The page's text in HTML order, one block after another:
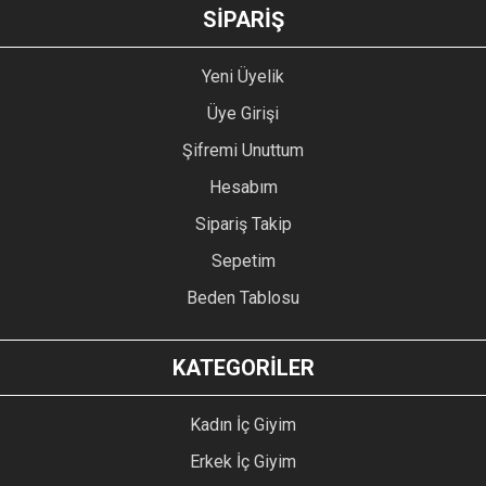
GÖNDER
SİPARİŞ
Yeni Üyelik
Üye Girişi
Şifremi Unuttum
Hesabım
Sipariş Takip
Sepetim
Beden Tablosu
KATEGORİLER
Kadın İç Giyim
Erkek İç Giyim